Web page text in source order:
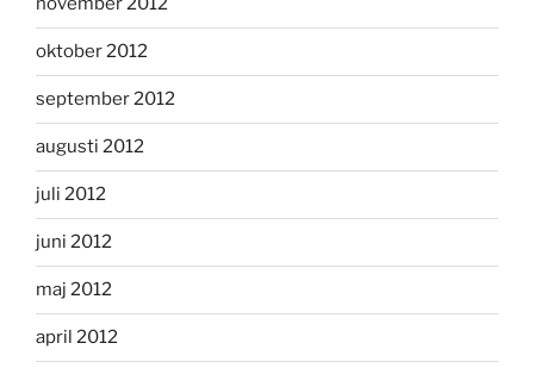
oktober 2012
september 2012
augusti 2012
juli 2012
juni 2012
maj 2012
april 2012